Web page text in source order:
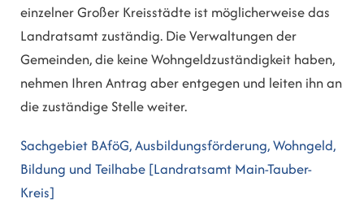
einzelner Großer Kreisstädte ist möglicherweise das
Landratsamt zuständig. Die Verwaltungen der
Gemeinden, die keine Wohngeldzuständigkeit haben,
nehmen Ihren Antrag aber entgegen und leiten ihn an
die zuständige Stelle weiter.
Sachgebiet BAföG, Ausbildungsförderung, Wohngeld,
Bildung und Teilhabe [Landratsamt Main-Tauber-
Kreis]